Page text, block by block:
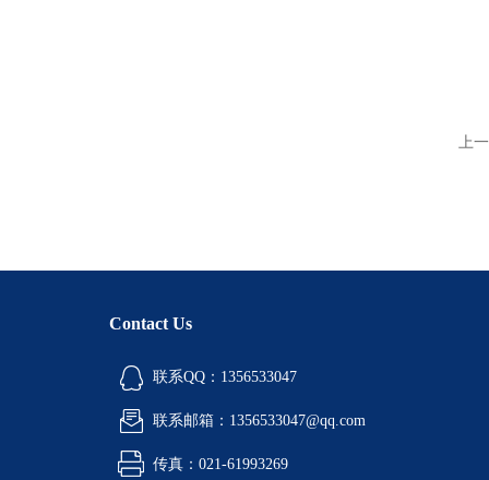
上
Contact Us
联系QQ：1356533047
联系邮箱：1356533047@qq.com
传真：021-61993269